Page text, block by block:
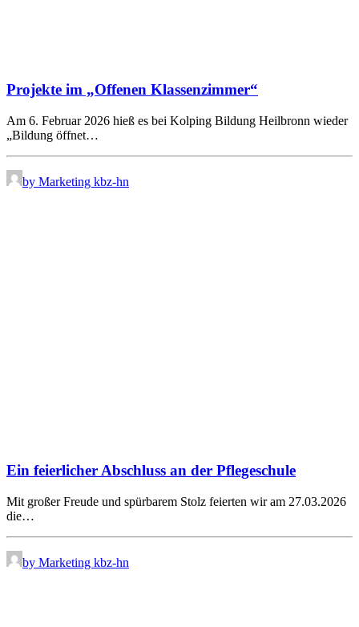
Projekte im „Offenen Klassenzimmer“
Am 6. Februar 2026 hieß es bei Kolping Bildung Heilbronn wieder
„Bildung öffnet…
by Marketing kbz-hn
Ein feierlicher Abschluss an der Pflegeschule
Mit großer Freude und spürbarem Stolz feierten wir am 27.03.2026
die…
by Marketing kbz-hn